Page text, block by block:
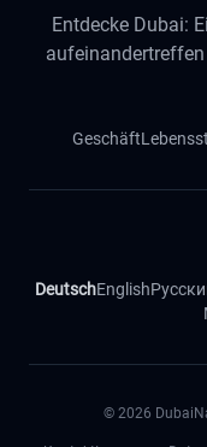
Entdecke Dubai:
Geschäft
DeutschEnglish
© 2026